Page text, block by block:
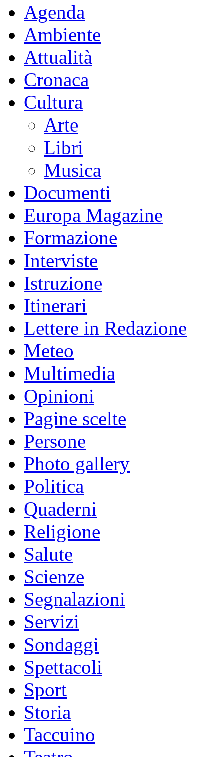
Agenda
Ambiente
Attualità
Cronaca
Cultura
Arte
Libri
Musica
Documenti
Europa Magazine
Formazione
Interviste
Istruzione
Itinerari
Lettere in Redazione
Meteo
Multimedia
Opinioni
Pagine scelte
Persone
Photo gallery
Politica
Quaderni
Religione
Salute
Scienze
Segnalazioni
Servizi
Sondaggi
Spettacoli
Sport
Storia
Taccuino